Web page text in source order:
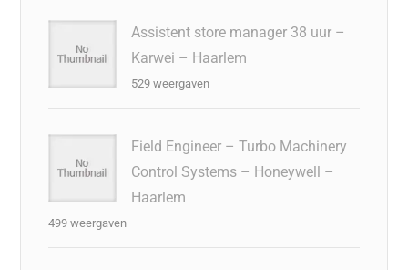
Assistent store manager 38 uur –
Karwei – Haarlem
529 weergaven
Field Engineer – Turbo Machinery
Control Systems – Honeywell –
Haarlem
499 weergaven